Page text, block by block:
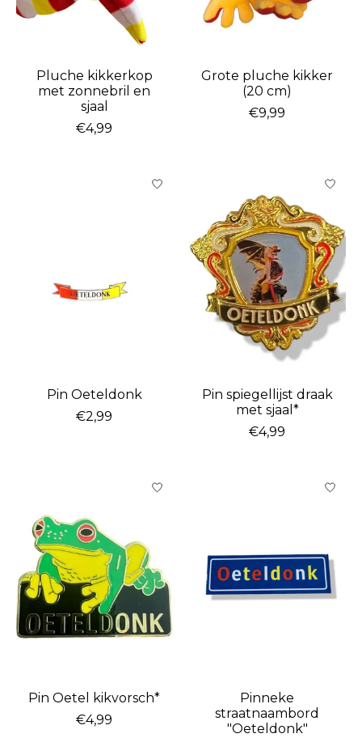
Pluche kikkerkop
met zonnebril en
sjaal
€4,99
Grote pluche kikker
(20 cm)
€9,99
Pin Oeteldonk
€2,99
Pin spiegellijst draak
met sjaal*
€4,99
Pin Oetel kikvorsch*
€4,99
Pinneke
straatnaambord
"Oeteldonk"